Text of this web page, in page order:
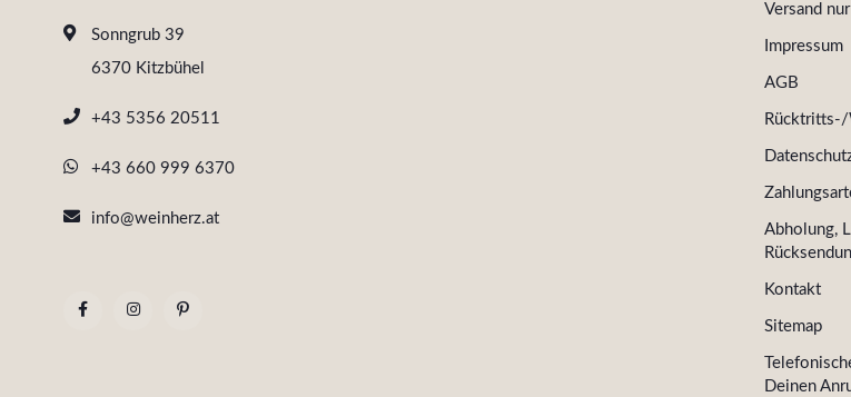
Sonngrub 39
6370 Kitzbühel
+43 5356 20511
+43 660 999 6370
info@weinherz.at
Versand
Impressum
AGB
Abholung,
Kontakt
Sitemap
Deinen